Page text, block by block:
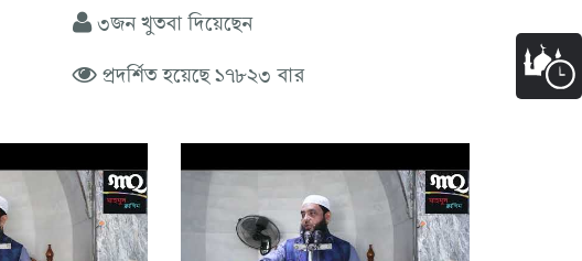
৩জন খুতবা দিয়েছেন
প্রদর্শিত হয়েছে ১৭৮২৩ বার